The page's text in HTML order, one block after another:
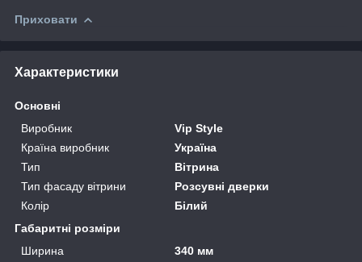
Приховати
Характеристики
Основні
Виробник
Vip Style
Країна виробник
Україна
Тип
Вітрина
Тип фасаду вітрини
Розсувні дверки
Колір
Білий
Габаритні розміри
Ширина
340 мм